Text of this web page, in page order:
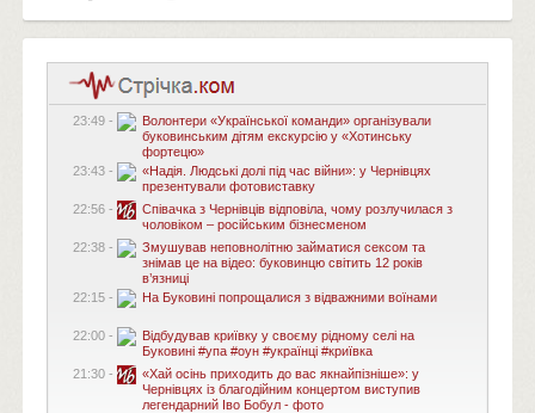
23:49 -
Волонтери «Української команди» організували
буковинським дітям екскурсію у «Хотинську
фортецю»
23:43 -
«Надія. Людські долі під час війни»: у Чернівцях
презентували фотовиставку
22:56 -
Співачка з Чернівців відповіла, чому розлучилася з
чоловіком – російським бізнесменом
22:38 -
Змушував неповнолітню займатися сексом та
знімав це на відео: буковинцю світить 12 років
в’язниці
22:15 -
На Буковині попрощалися з відважними воїнами
22:00 -
Відбудував криївку у своєму рідному селі на
Буковині #упа #оун #українці #криївка
21:30 -
«Хай осінь приходить до вас якнайпізніше»: у
Чернівцях із благодійним концертом виступив
легендарний Іво Бобул - фото